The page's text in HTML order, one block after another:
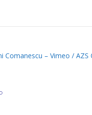
Comanescu – Vimeo / AZS